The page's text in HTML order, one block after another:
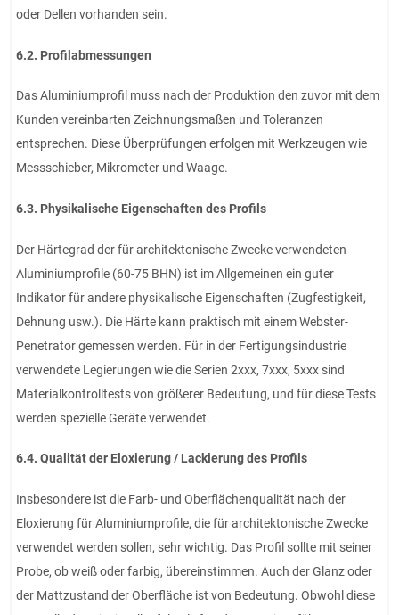
oder Dellen vorhanden sein.
6.2. Profilabmessungen
Das Aluminiumprofil muss nach der Produktion den zuvor mit dem
Kunden vereinbarten Zeichnungsmaßen und Toleranzen
entsprechen. Diese Überprüfungen erfolgen mit Werkzeugen wie
Messschieber, Mikrometer und Waage.
6.3. Physikalische Eigenschaften des Profils
Der Härtegrad der für architektonische Zwecke verwendeten
Aluminiumprofile (60-75 BHN) ist im Allgemeinen ein guter
Indikator für andere physikalische Eigenschaften (Zugfestigkeit,
Dehnung usw.). Die Härte kann praktisch mit einem Webster-
Penetrator gemessen werden. Für in der Fertigungsindustrie
verwendete Legierungen wie die Serien 2xxx, 7xxx, 5xxx sind
Materialkontrolltests von größerer Bedeutung, und für diese Tests
werden spezielle Geräte verwendet.
6.4. Qualität der Eloxierung / Lackierung des Profils
Insbesondere ist die Farb- und Oberflächenqualität nach der
Eloxierung für Aluminiumprofile, die für architektonische Zwecke
verwendet werden sollen, sehr wichtig. Das Profil sollte mit seiner
Probe, ob weiß oder farbig, übereinstimmen. Auch der Glanz oder
der Mattzustand der Oberfläche ist von Bedeutung. Obwohl diese